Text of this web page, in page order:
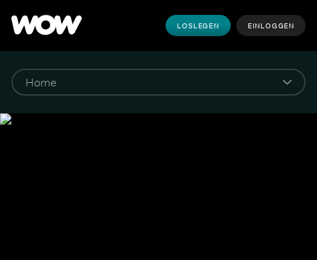
LOSLEGEN EINLOGGEN